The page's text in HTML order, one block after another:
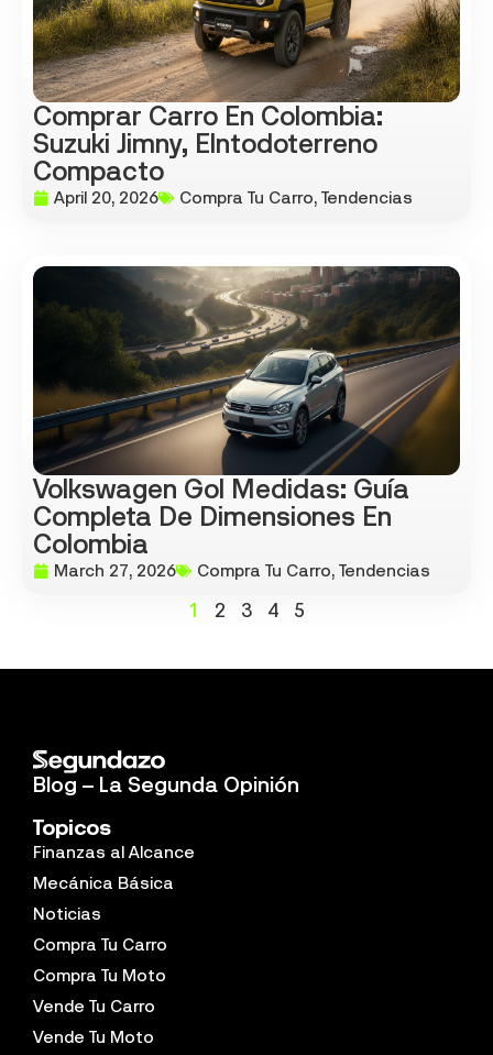
Comprar Carro En Colombia:
Suzuki Jimny, Elntodoterreno
Compacto
April 20, 2026 Compra Tu Carro,Tendencias
Volkswagen Gol Medidas: Guía
Completa De Dimensiones En
Colombia
March 27, 2026 Compra Tu Carro,Tendencias
1 2 3 4 5
Blog – La Segunda Opinión
Topicos
Finanzas al Alcance
Mecánica Básica
Noticias
Compra Tu Carro
Compra Tu Moto
Vende Tu Carro
Vende Tu Moto